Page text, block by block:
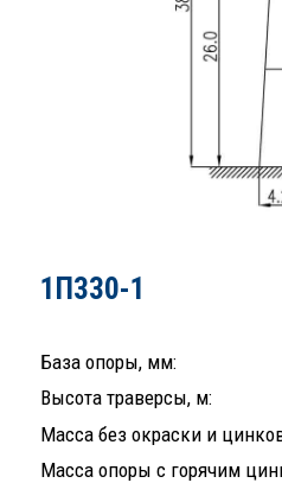
1П330-1
База опоры, мм:
Высота траверсы, м:
Масса без окраски и
Масса опоры с горячим